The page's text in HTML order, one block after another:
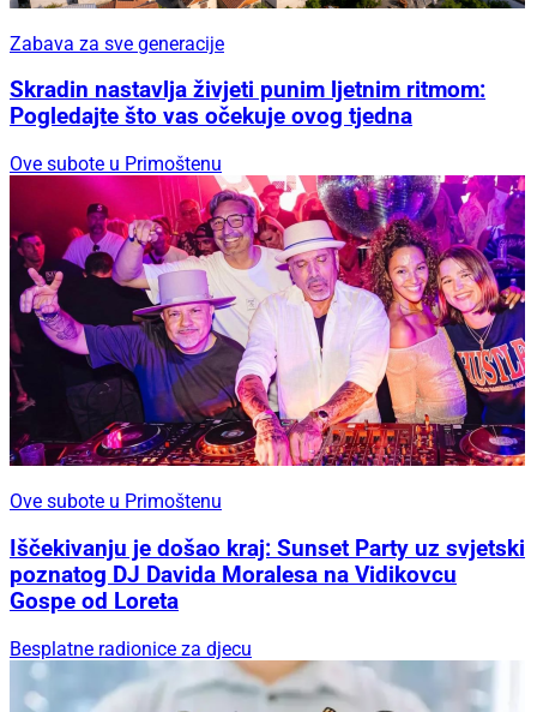
Zabava za sve generacije
Skradin nastavlja živjeti punim ljetnim ritmom:
Pogledajte što vas očekuje ovog tjedna
Ove subote u Primoštenu
Ove subote u Primoštenu
Iščekivanju je došao kraj: Sunset Party uz svjetski
poznatog DJ Davida Moralesa na Vidikovcu
Gospe od Loreta
Besplatne radionice za djecu